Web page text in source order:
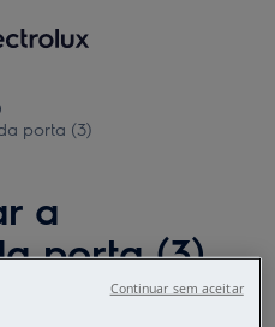
porta (3)
a
porta (3)
Continuar sem aceitar